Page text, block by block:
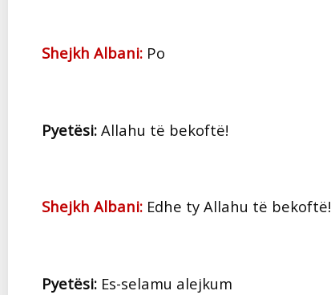
Shejkh Albani: Po
Pyetësi: Allahu të bekoftë!
Shejkh Albani: Edhe ty Allahu të bekoftë!
Pyetësi: Es-selamu alejkum